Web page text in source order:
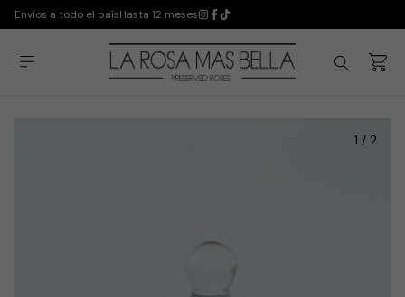
Envíos a todo el paísHasta 12 meses
1 / 2